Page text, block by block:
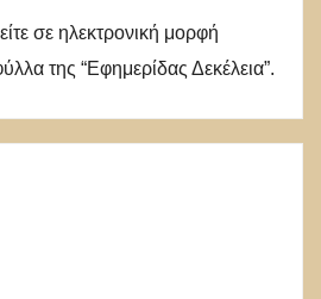
σε ηλεκτρονική μορφή
της “Εφημερίδας Δεκέλεια”.